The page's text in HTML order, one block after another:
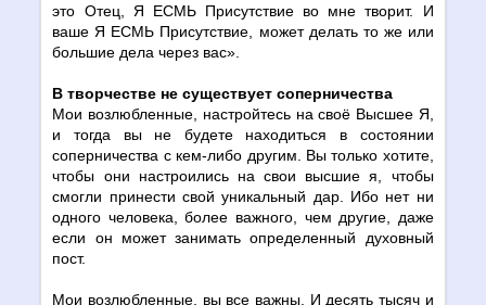
это Отец, Я ЕСМЬ Присутствие во мне творит. И
ваше Я ЕСМЬ Присутствие, может делать то же или
большие дела через вас».
В творчестве не существует соперничества
Мои возлюбленные, настройтесь на своё Высшее Я,
и тогда вы не будете находиться в состоянии
соперничества с кем-либо другим. Вы только хотите,
чтобы они настроились на свои высшие я, чтобы
смогли принести свой уникальный дар. Ибо нет ни
одного человека, более важного, чем другие, даже
если он может занимать определенный духовный
пост.
Мои возлюбленные, вы все важны. И десять тысяч и